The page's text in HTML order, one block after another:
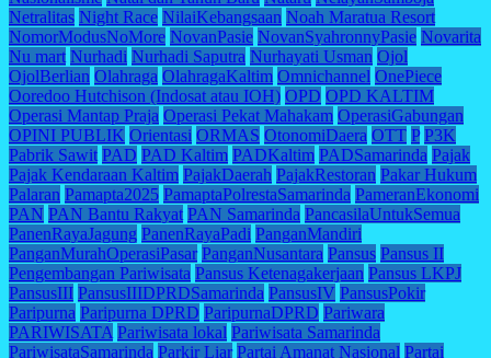
Netralitas Night Race NilaiKebangsaan Noah Maratua Resort
NomorModusNoMore NovanPasie NovanSyahronnyPasie Novarita
Nu mart Nurhadi Nurhadi Saputra Nurhayati Usman Ojol
OjolBerlian Olahraga OlahragaKaltim Omnichannel OnePiece
Ooredoo Hutchison (Indosat atau IOH) OPD OPD KALTIM
Operasi Mantap Praja Operasi Pekat Mahakam OperasiGabungan
OPINI PUBLIK Orientasi ORMAS OtonomiDaera OTT P P3K
Pabrik Sawit PAD PAD Kaltim PADKaltim PADSamarinda Pajak
Pajak Kendaraan Kaltim PajakDaerah PajakRestoran Pakar Hukum
Palaran Pamapta2025 PamaptaPolrestaSamarinda PameranEkonomi
PAN PAN Bantu Rakyat PAN Samarinda PancasilaUntukSemua
PanenRayaJagung PanenRayaPadi PanganMandiri
PanganMurahOperasiPasar PanganNusantara Pansus Pansus II
Pengembangan Pariwisata Pansus Ketenagakerjaan Pansus LKPJ
PansusIII PansusIIIDPRDSamarinda PansusIV PansusPokir
Paripurna Paripurna DPRD ParipurnaDPRD Pariwara
PARIWISATA Pariwisata lokal Pariwisata Samarinda
PariwisataSamarinda Parkir Liar Partai Amanat Nasional Partai